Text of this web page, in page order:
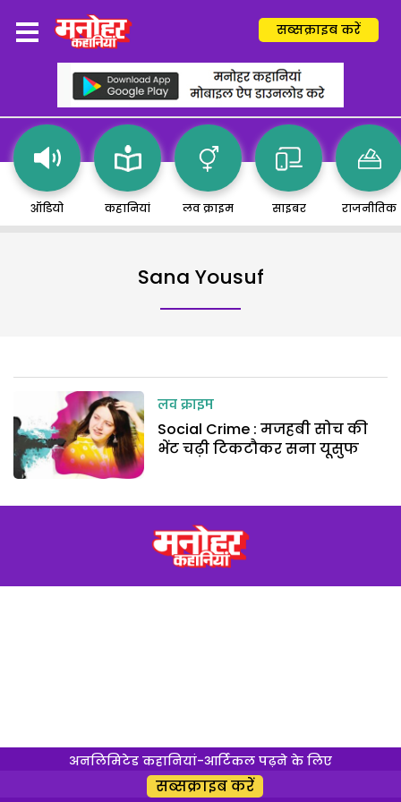
सब्सक्राइब करें
ऑडियो कहानियां लव क्राइम साइबर राजनीतिक
Sana Yousuf
लव क्राइम
Social Crime : मजहबी सोच की
भेंट चढ़ी टिकटौकर सना यूसुफ
अनलिमिटेड कहानियां-आर्टिकल पढ़ने के लिए
सब्सक्राइब करें